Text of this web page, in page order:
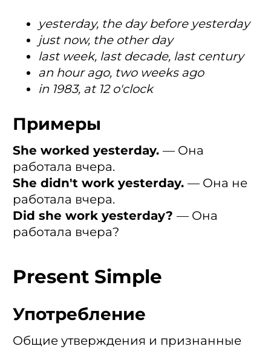
yesterday, the day before yesterday
just now, the other day
last week, last decade, last century
an hour ago, two weeks ago
in 1983, at 12 o'clock
Примеры
She worked yesterday. — Она
работала вчера.
She didn't work yesterday. — Она не
работала вчера.
Did she work yesterday? — Она
работала вчера?
Present Simple
Употребление
Общие утверждения и признанные